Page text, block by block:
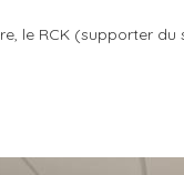
le RCK (supporter